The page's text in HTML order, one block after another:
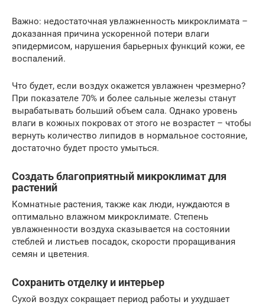
Важно: недостаточная увлажненность микроклимата –
доказанная причина ускоренной потери влаги
эпидермисом, нарушения барьерных функций кожи, ее
воспалений.
Что будет, если воздух окажется увлажнен чрезмерно?
При показателе 70% и более сальные железы станут
вырабатывать больший объем сала. Однако уровень
влаги в кожных покровах от этого не возрастет – чтобы
вернуть количество липидов в нормальное состояние,
достаточно будет просто умыться.
Создать благоприятный микроклимат для
растений
Комнатные растения, также как люди, нуждаются в
оптимально влажном микроклимате. Степень
увлажненности воздуха сказывается на состоянии
стеблей и листьев посадок, скорости проращивания
семян и цветения.
Сохранить отделку и интерьер
Сухой воздух сокращает период работы и ухудшает